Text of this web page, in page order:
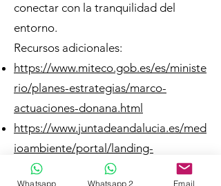
conectar con la tranquilidad del
entorno.
Recursos adicionales:
https://www.miteco.gob.es/es/ministe
rio/planes-estrategias/marco-
actuaciones-donana.html
https://www.juntadeandalucia.es/med
ioambiente/portal/landing-
page/-/asset_publisher/4V1kD5gLiJk
Whatsapp Whatsapp 2 Email